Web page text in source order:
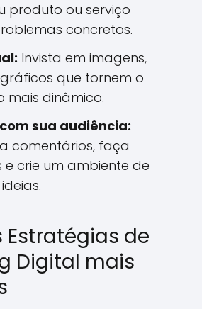
produto ou serviço
concretos.
Invista em imagens,
que tornem o
mais dinâmico.
sua audiência:
comentários, faça
e crie um ambiente de
Estratégias de
Digital mais